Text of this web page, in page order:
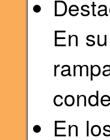
En
En